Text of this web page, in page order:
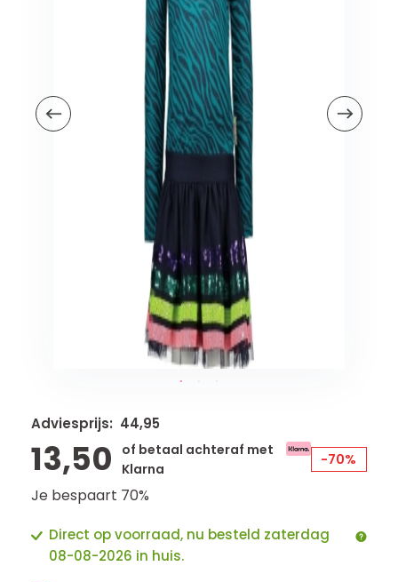
Veiligheid buiten de deur
Kinderstoelen
Schommelstoelen en wipstoeltjes
Adviesprijs: 44,95
13,50
of betaal achteraf met
Klarna
-70%
Je bespaart 70%
Direct op voorraad, nu besteld zaterdag
08-08-2026 in huis.